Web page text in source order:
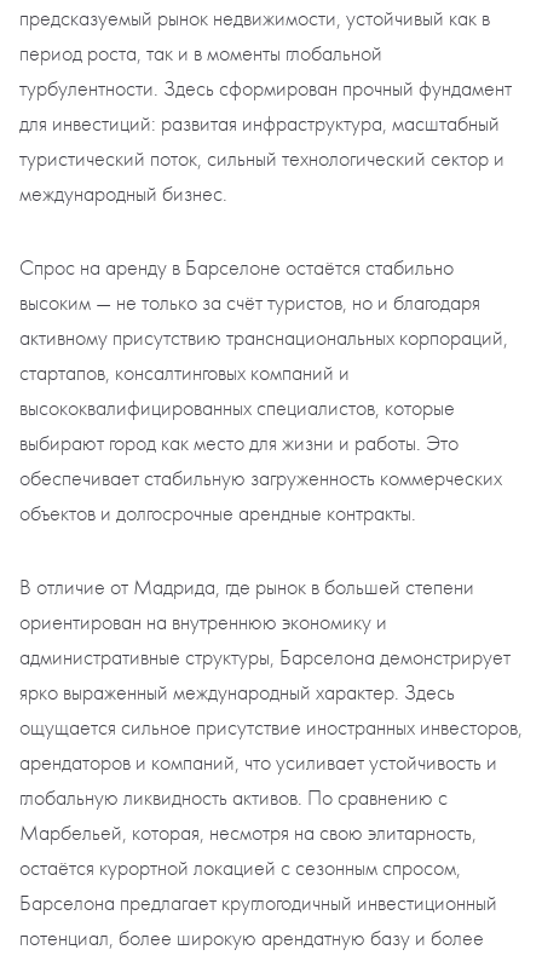
предсказуемый рынок недвижимости, устойчивый как в
период роста, так и в моменты глобальной
турбулентности. Здесь сформирован прочный фундамент
для инвестиций: развитая инфраструктура, масштабный
туристический поток, сильный технологический сектор и
международный бизнес.
Спрос на аренду в Барселоне остаётся стабильно
высоким — не только за счёт туристов, но и благодаря
активному присутствию транснациональных корпораций,
стартапов, консалтинговых компаний и
высококвалифицированных специалистов, которые
выбирают город как место для жизни и работы. Это
обеспечивает стабильную загруженность коммерческих
объектов и долгосрочные арендные контракты.
В отличие от Мадрида, где рынок в большей степени
ориентирован на внутреннюю экономику и
административные структуры, Барселона демонстрирует
ярко выраженный международный характер. Здесь
ощущается сильное присутствие иностранных инвесторов,
арендаторов и компаний, что усиливает устойчивость и
глобальную ликвидность активов. По сравнению с
Марбельей, которая, несмотря на свою элитарность,
остаётся курортной локацией с сезонным спросом,
Барселона предлагает круглогодичный инвестиционный
потенциал, более широкую арендатную базу и более